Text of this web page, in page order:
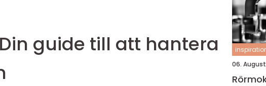
guide till att hantera
06.